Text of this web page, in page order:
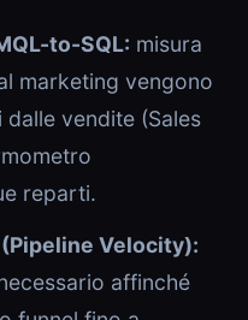
to-SQL: misura
marketing vengono
vendite (Sales
reparti.
Velocity):
affinché